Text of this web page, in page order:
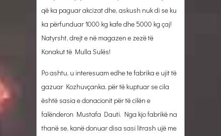
që ka paguar akcizat dhe, askush nuk di se ku
ka përfunduar 1000 kg kafe dhe 5000 kg çaj!
Natyrsht, drejt e në magazen e zezë të
Konakut të Mulla Sulës!
Po ashtu, u interesuam edhe te fabrika e ujit të
gazuar Kozhuvçanka, për të kuptuar se cila
është sasia e donacionit për të cilën e
falënderon Mustafa Dauti. Nga kjo fabrikë na
thanë se, kanë donuar disa sasi litrash ujë me